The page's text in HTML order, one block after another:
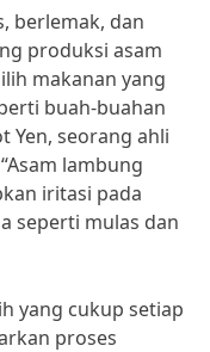
berlemak, dan
produksi asam
makanan yang
buah-buahan
Yen, seorang ahli
lambung
iritasi pada
seperti mulas dan
yang cukup setiap
proses